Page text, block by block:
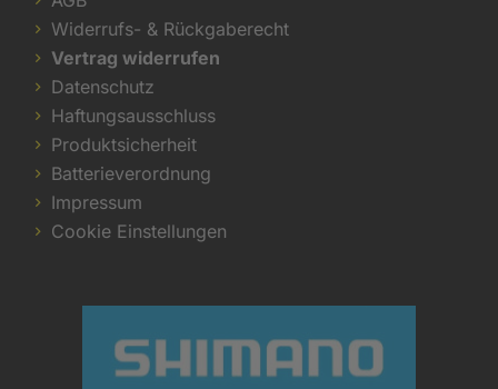
Widerrufs- & Rückgaberecht
Vertrag widerrufen
Datenschutz
Haftungsausschluss
Produktsicherheit
Batterieverordnung
Impressum
Cookie Einstellungen